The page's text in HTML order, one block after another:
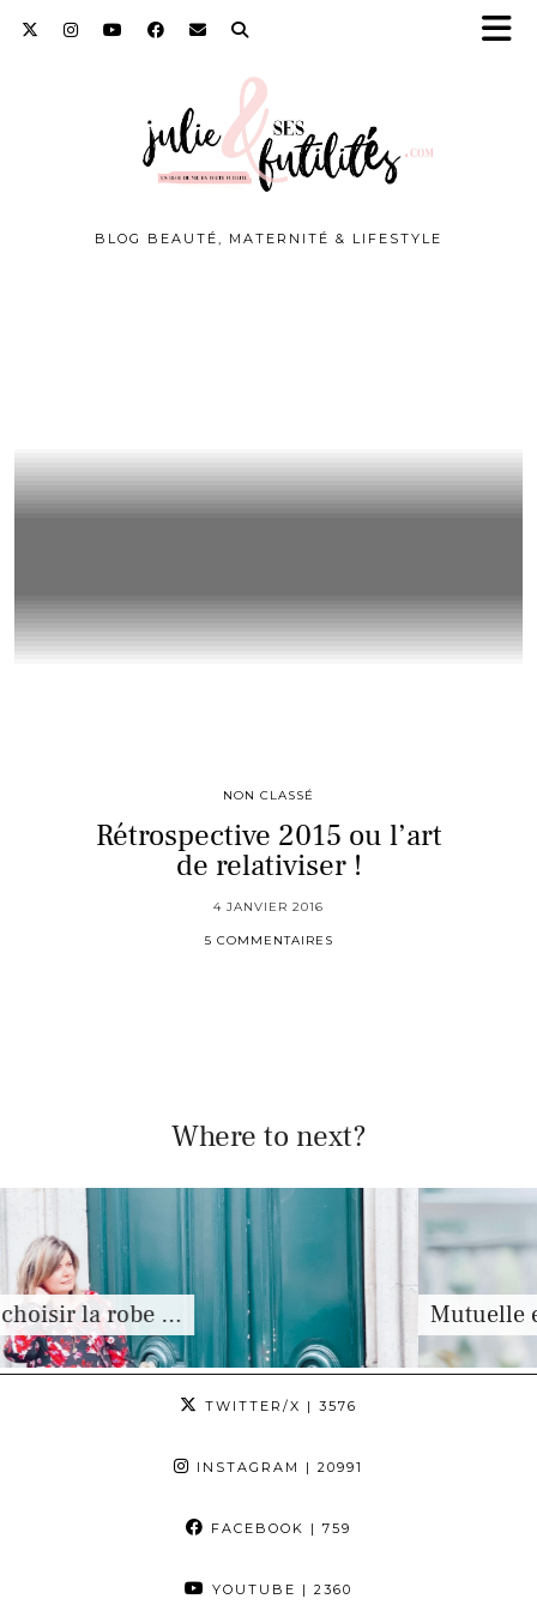
BLOG BEAUTÉ, MATERNITÉ & LIFESTYLE
NON CLASSÉ
Rétrospective 2015 ou l’art
de relativiser !
4 JANVIER 2016
5 COMMENTAIRES
Where to next?
… Mutuelle et maternité,
TWITTER/X | 3576
INSTAGRAM | 20991
FACEBOOK | 759
YOUTUBE | 2360